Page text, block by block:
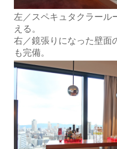
左／スペキュタクラール
える。
右／鏡張りになった壁面
も完備。